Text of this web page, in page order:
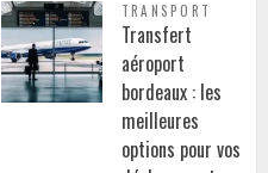
TRANSPORT
Transfert
aéroport
bordeaux : les
meilleures
options pour vos